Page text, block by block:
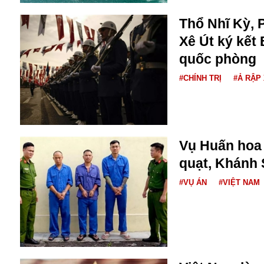
Diego Maradona
Di cư
Dòng chảy phương Bắc 1
Dải Gaza
Facebook
FED
Fansipan
F0
FLC
F-16
Gương sáng
Golf
Giáng sinh
Thổ Nhĩ Kỳ,
Xê Út ký kết
quốc phòng
#CHÍNH TRỊ #Ả RẬP
Vụ Huấn
quạt, Khánh
#VỤ ÁN #VIỆT NAM